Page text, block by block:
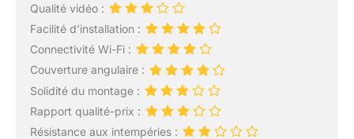
Qualité vidéo :
Facilité d’installation :
Connectivité Wi-Fi :
Couverture angulaire :
Solidité du montage :
Rapport qualité-prix :
Résistance aux intempéries :